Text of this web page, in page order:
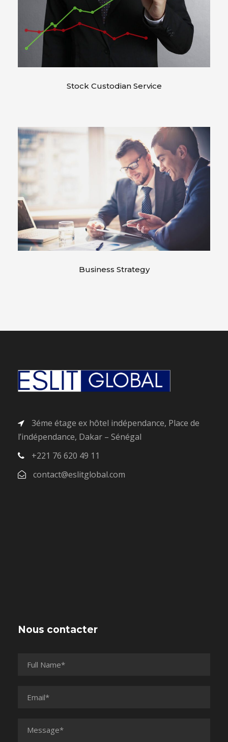
Stock Custodian Service
Business Strategy
3éme étage ex hôtel indépendance, Place de
l’indépendance, Dakar – Sénégal
+221 76 620 49 11
contact@eslitglobal.com
Nous contacter